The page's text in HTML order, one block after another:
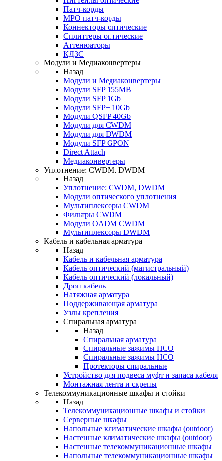
Патч-корды
MPO патч-корды
Коннекторы оптические
Сплиттеры оптические
Аттенюаторы
КДЗС
Модули и Медиаконвертеры
Назад
Модули и Медиаконвертеры
Модули SFP 155MB
Модули SFP 1Gb
Модули SFP+ 10Gb
Модули QSFP 40Gb
Модули для CWDM
Модули для DWDM
Модули SFP GPON
Direct Attach
Медиаконвертеры
Уплотнение: CWDM, DWDM
Назад
Уплотнение: CWDM, DWDM
Модули оптического уплотнения
Мультиплексоры CWDM
Фильтры CWDM
Модули OADM CWDM
Мультиплексоры DWDM
Кабель и кабельная арматура
Назад
Кабель и кабельная арматура
Кабель оптический (магистральный)
Кабель оптический (локальный)
Дроп кабель
Натяжная арматура
Поддерживающая арматура
Узлы крепления
Спиральная арматура
Назад
Спиральная арматура
Спиральные зажимы ПСО
Спиральные зажимы НСО
Протекторы спиральные
Устройство для подвеса муфт и запаса кабеля
Монтажная лента и скрепы
Телекоммуникационные шкафы и стойки
Назад
Телекоммуникационные шкафы и стойки
Серверные шкафы
Напольные климатические шкафы (outdoor)
Настенные климатические шкафы (outdoor)
Настенные телекоммуникационные шкафы
Напольные телекоммуникационные шкафы